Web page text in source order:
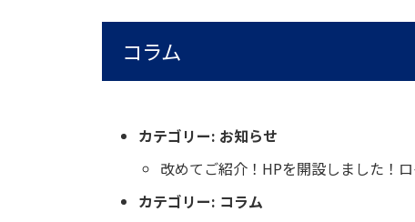
コラム
カテゴリー: お知らせ
改めてご紹介！HPを開設しました！
カテゴリー: コラム